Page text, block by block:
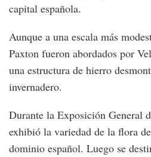
capital española.
Aunque a una escala más
Paxton fueron abordados por
una estructura de hierro
invernadero.
Durante la Exposición General
exhibió la variedad de la flora
dominio español. Luego se